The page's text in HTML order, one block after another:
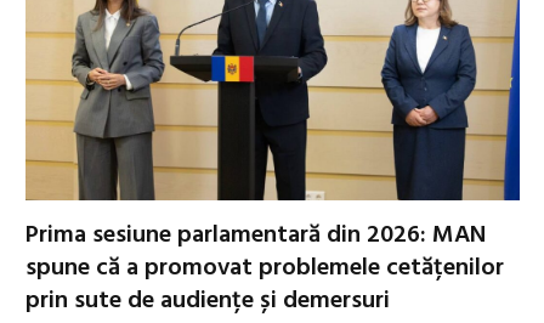
Prima sesiune parlamentară din 2026: MAN
spune că a promovat problemele cetățenilor
prin sute de audiențe și demersuri